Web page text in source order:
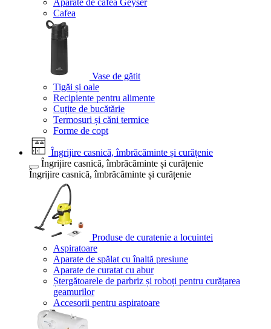
Aparate de cafea Geyser
Cafea
Vase de gătit
Tigăi și oale
Recipiente pentru alimente
Cuțite de bucătărie
Termosuri și căni termice
Forme de copt
Îngrijire casnică, îmbrăcăminte și curățenie
Îngrijire casnică, îmbrăcăminte și curățenie
Îngrijire casnică, îmbrăcăminte și curățenie
Produse de curatenie a locuintei
Aspiratoare
Aparate de spălat cu înaltă presiune
Aparate de curatat cu abur
Ștergătoarele de parbriz și roboți pentru curățarea
geamurilor
Accesorii pentru aspiratoare